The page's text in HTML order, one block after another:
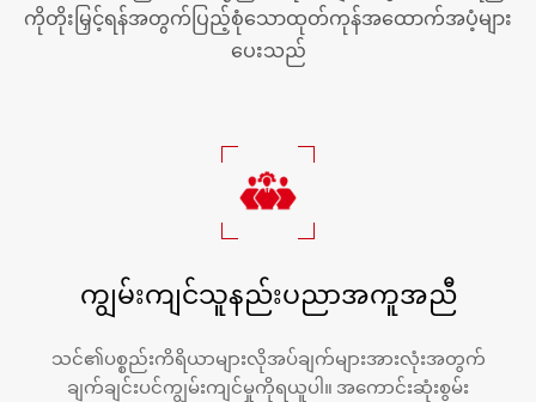
ကိုတိုးမြှင့်ရန်အတွက်ပြည့်စုံသောထုတ်ကုန်အထောက်အပံ့များ
ပေးသည်
ကျွမ်းကျင်သူနည်းပညာအကူအညီ
သင်၏ပစ္စည်းကိရိယာများလိုအပ်ချက်များအားလုံးအတွက်
ချက်ချင်းပင်ကျွမ်းကျင်မှုကိုရယူပါ။ အကောင်းဆုံးစွမ်း